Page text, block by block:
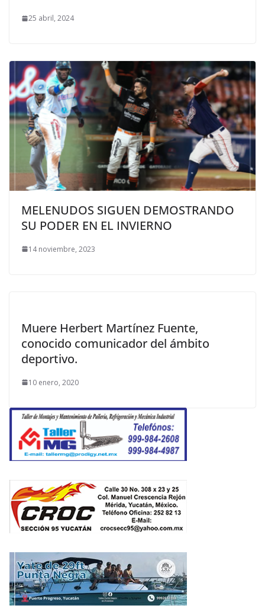
25 abril, 2024
MELENUDOS SIGUEN DEMOSTRANDO
SU PODER EN EL INVIERNO
14 noviembre, 2023
Muere Herbert Martínez Fuente,
conocido comunicador del ámbito
deportivo.
10 enero, 2020